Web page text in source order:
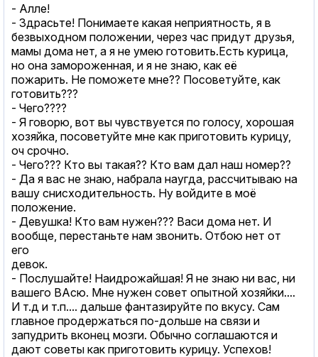
- Алле!
- Здрасьте! Понимаете какая неприятность, я в
безвыходном положении, через час придут друзья,
мамы дома нет, а я не умею готовить.Есть курица,
но она замороженная, и я не знаю, как её
пожарить. Не поможете мне?? Посоветуйте, как
готовить???
- Чего????
- Я говорю, вот вы чувствуется по голосу, хорошая
хозяйка, посоветуйте мне как приготовить курицу,
оч срочно.
- Чего??? Кто вы такая?? Кто вам дал наш номер??
- Да я вас не знаю, набрала наугда, рассчитываю на
вашу снисходительность. Ну войдите в моё
положение.
- Девушка! Кто вам нужен??? Васи дома нет. И
вообще, перестаньте нам звонить. Отбою нет от
его
девок.
- Послушайте! Наидрожайшая! Я не знаю ни вас, ни
вашего ВАсю. Мне нужен совет опытной хозяйки....
И т.д и т.п.... дальше фантазируйте по вкусу. Сам
главное продержаться по-дольше на связи и
запудрить вконец мозги. Обычно соглашаются и
дают советы как приготовить курицу. Успехов!